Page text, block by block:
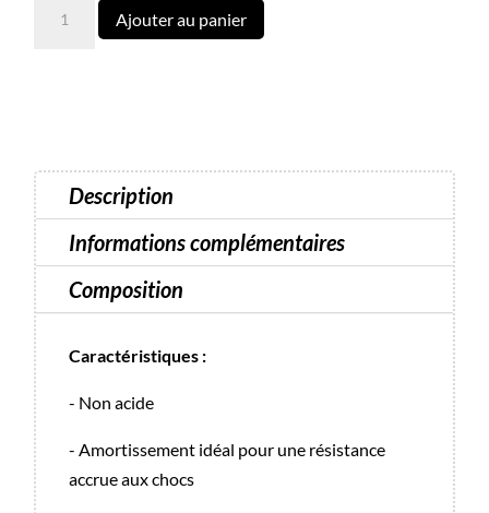
-
30ml
Ajouter au panier
Description
Informations complémentaires
Composition
Caractéristiques :
- Non acide
- Amortissement idéal pour une résistance
accrue aux chocs